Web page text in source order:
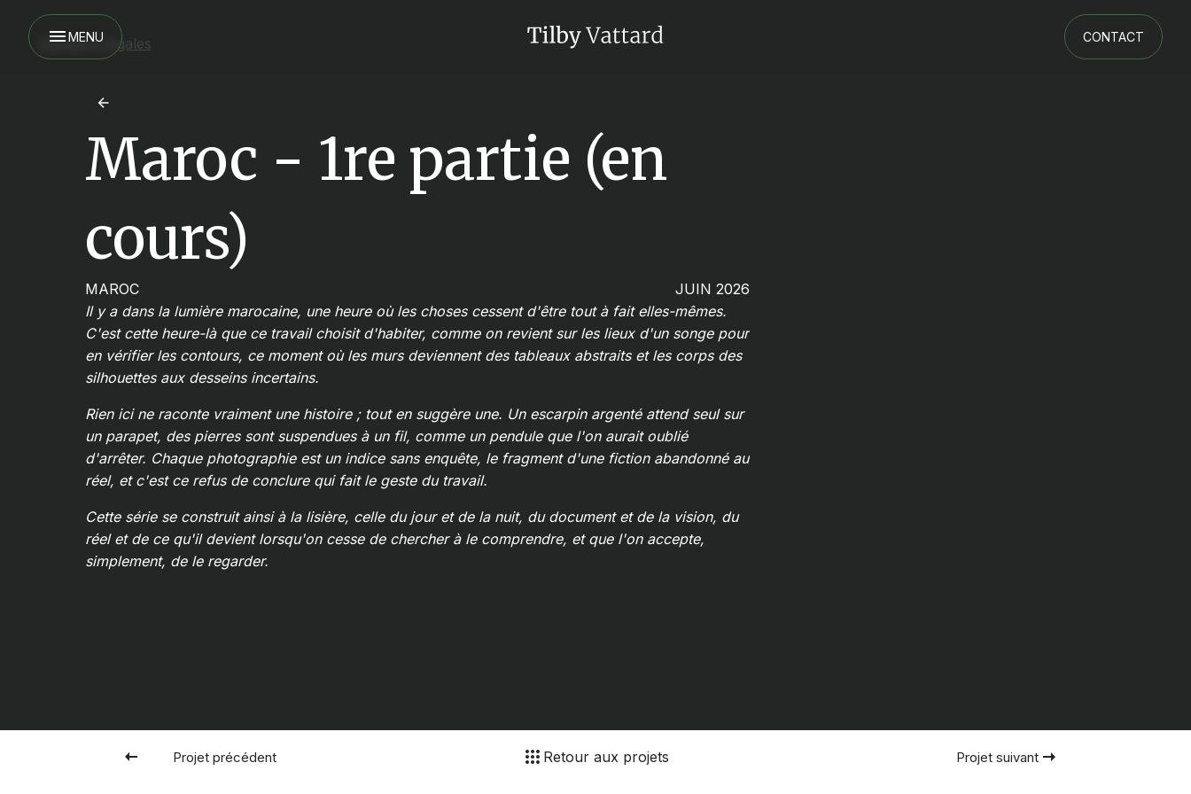
MENU CONTACT
Mentions légales
Maroc - 1re partie (en
cours)
MAROC
JUIN 2026
Il y a dans la lumière marocaine, une heure où les choses cessent d'être tout à fait elles-mêmes.
C'est cette heure-là que ce travail choisit d'habiter, comme on revient sur les lieux d'un songe pour
en vérifier les contours, ce moment où les murs deviennent des tableaux abstraits et les corps des
silhouettes aux desseins incertains.
Rien ici ne raconte vraiment une histoire ; tout en suggère une. Un escarpin argenté attend seul sur
un parapet, des pierres sont suspendues à un fil, comme un pendule que l'on aurait oublié
d'arrêter. Chaque photographie est un indice sans enquête, le fragment d'une fiction abandonné au
réel, et c'est ce refus de conclure qui fait le geste du travail.
Cette série se construit ainsi à la lisière, celle du jour et de la nuit, du document et de la vision, du
réel et de ce qu'il devient lorsqu'on cesse de chercher à le comprendre, et que l'on accepte,
simplement, de le regarder.
Projet précédent Retour aux projets Projet suivant